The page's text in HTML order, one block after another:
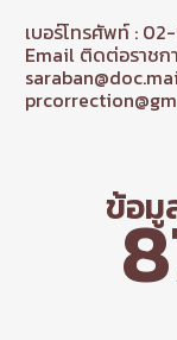
เบอร์โทรศัพท์ :
Email ติดต่อราชก
ข้อมู